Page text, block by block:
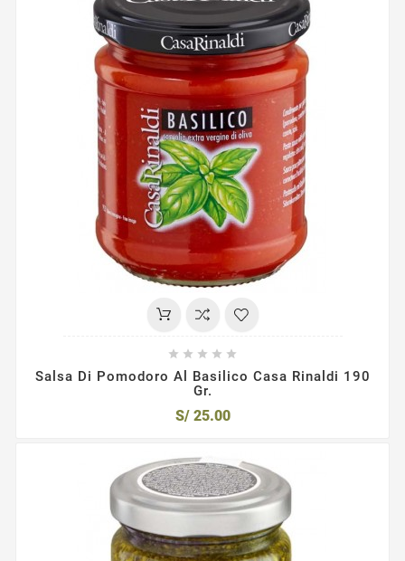
    
Salsa Di Pomodoro Al Basilico Casa Rinaldi 190
Gr.
S/ 25.00